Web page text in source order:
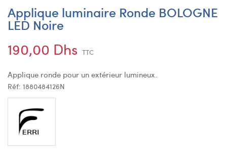
Applique luminaire Ronde BOLOGNE
LED Noire
190,00 Dhs TTC
Applique ronde pour un extérieur lumineux.
Réf: 1880484126N